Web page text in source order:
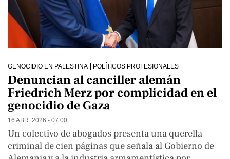
GENOCIDIO EN PALESTINA POLÍTICOS PROFESIONALES
Denuncian al canciller alemán
Friedrich Merz por complicidad en el
genocidio de Gaza
16 ABR. 2026 - 07:00
Un colectivo de abogados presenta una querella
criminal de cien páginas que señala al Gobierno de